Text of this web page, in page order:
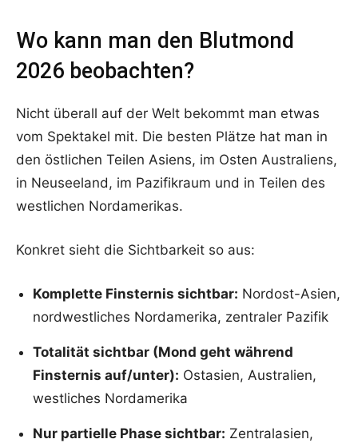
Wo kann man den Blutmond
2026 beobachten?
Nicht überall auf der Welt bekommt man etwas
vom Spektakel mit. Die besten Plätze hat man in
den östlichen Teilen Asiens, im Osten Australiens,
in Neuseeland, im Pazifikraum und in Teilen des
westlichen Nordamerikas.
Konkret sieht die Sichtbarkeit so aus:
Komplette Finsternis sichtbar: Nordost-Asien,
nordwestliches Nordamerika, zentraler Pazifik
Totalität sichtbar (Mond geht während
Finsternis auf/unter): Ostasien, Australien,
westliches Nordamerika
Nur partielle Phase sichtbar: Zentralasien,